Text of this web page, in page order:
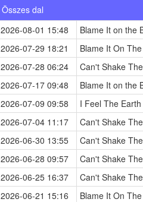
Összes dal
2026-08-01 15:48
Blame It on the
2026-07-29 18:21
Blame It On
2026-07-28 06:24
Can't Shake
2026-07-17 09:48
Blame It on the
2026-07-09 09:58
I Feel The
2026-07-04 11:17
Can't Shake
2026-06-30 13:55
Can't Shake
2026-06-28 09:57
Can't Shake
2026-06-25 16:37
Can't Shake
2026-06-21 15:16
Blame It On